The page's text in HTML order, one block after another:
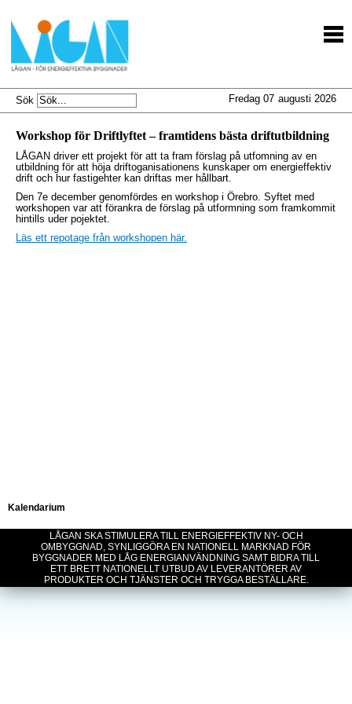
augusti 2026
Fredag 07
Sök
Workshop för Driftlyftet – framtidens bästa driftutbildning
LÅGAN driver ett projekt för att ta fram förslag på utfomning av en
utbildning för att höja driftoganisationens kunskaper om energieffektiv
drift och hur fastigehter kan driftas mer hållbart.
Den 7e december genomfördes en workshop i Örebro. Syftet med
workshopen var att förankra de förslag på utformning som framkommit
hintills uder pojektet.
Läs ett repotage från workshopen här.
Kalendarium
LÅGAN SKA STIMULERA TILL ENERGIEFFEKTIV NY- OCH
OMBYGGNAD, SYNLIGGÖRA EN NATIONELL MARKNAD FÖR
BYGGNADER MED LÅG ENERGIANVÄNDNING SAMT BIDRA TILL
ETT BRETT NATIONELLT UTBUD AV LEVERANTÖRER AV
PRODUKTER OCH TJÄNSTER OCH TRYGGA BESTÄLLARE.